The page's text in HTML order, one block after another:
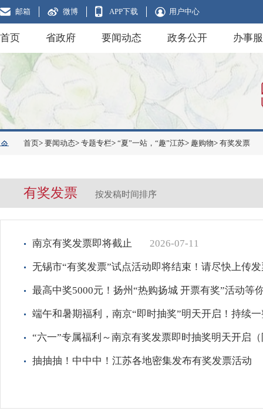
邮箱 微博 APP下载 用户中心
首页 省政府 要闻动态 政务公开 办事
首页> 要闻动态> 专题专栏> “夏”一站，“趣”江苏> 趣购物> 有奖发票
有奖发票 按发稿时间排序
南京有奖发票即将截止 2026-07-11
无锡市“有奖发票”试点活动即将结束！请尽快上传
最高中奖5000元！扬州“热购扬城 开票有奖”活动等
端午和暑期福利，南京“即时抽奖”明天开启！持续
“六一”专属福利～南京有奖发票即时抽奖明天开启
抽抽抽！中中中！江苏各地密集发布有奖发票活动